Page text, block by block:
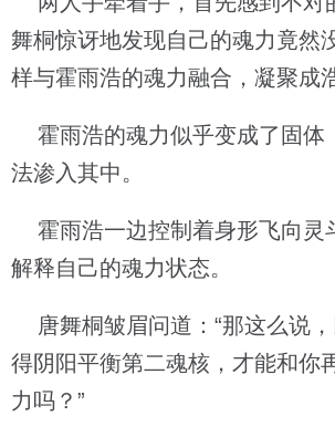
舞桐惊讶地发现自己的魂力竟然
样与霍雨浩的魂力融合，凝聚成
霍雨浩的魂力似乎变成了固体
法渗入其中。
霍雨浩一边控制着身形飞向灵
解释自己的魂力状态。
唐舞桐皱眉问道：“那这么说
得阴阳平衡第二魂核，才能和你
力吗？”